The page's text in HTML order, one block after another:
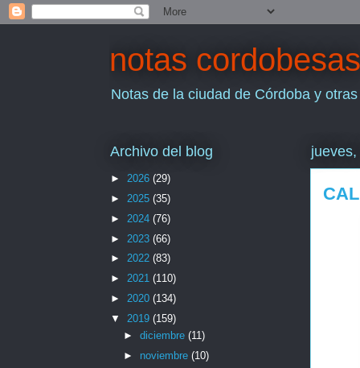
notas cordobesas
Notas de la ciudad de Córdoba y
Archivo del blog
► 2026 (29)
► 2025 (35)
► 2024 (76)
► 2023 (66)
► 2022 (83)
► 2021 (110)
► 2020 (134)
▼ 2019 (159)
► diciembre (11)
► noviembre (10)